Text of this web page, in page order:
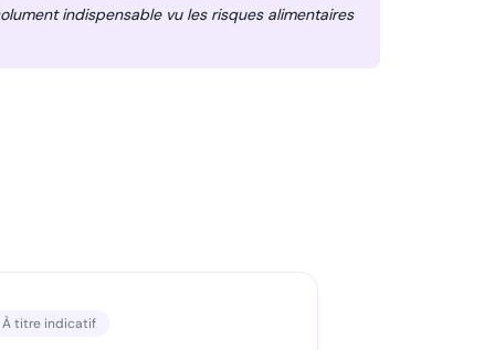
indispensable vu les risques alimentaires
À titre indicatif